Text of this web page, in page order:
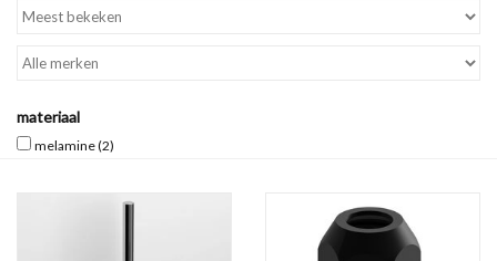
Kranen & afvoeren
Spiegels
Badkamer accessoires
materiaal
melamine(2)